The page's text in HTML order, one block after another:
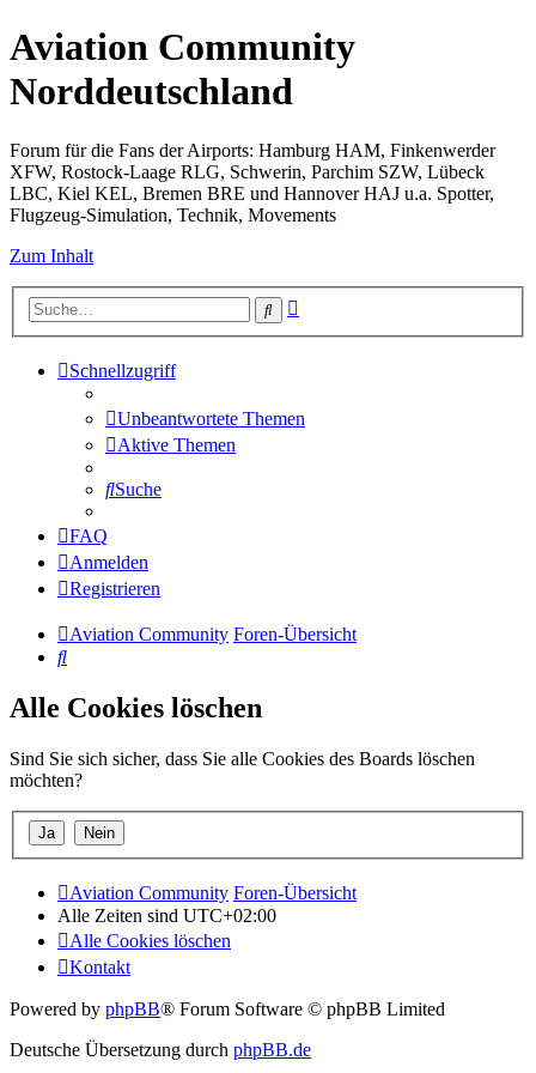
Aviation Community
Norddeutschland
Forum für die Fans der Airports: Hamburg HAM, Finkenwerder
XFW, Rostock-Laage RLG, Schwerin, Parchim SZW, Lübeck
LBC, Kiel KEL, Bremen BRE und Hannover HAJ u.a. Spotter,
Flugzeug-Simulation, Technik, Movements
Zum Inhalt
Suche
Schnellzugriff
Unbeantwortete Themen
Aktive Themen
Suche
FAQ
Anmelden
Registrieren
Aviation Community Foren-Übersicht
Suche
Alle Cookies löschen
Sind Sie sich sicher, dass Sie alle Cookies des Boards löschen
möchten?
Aviation Community Foren-Übersicht
Alle Zeiten sind UTC+02:00
Alle Cookies löschen
Kontakt
Powered by phpBB® Forum Software © phpBB Limited
Deutsche Übersetzung durch phpBB.de